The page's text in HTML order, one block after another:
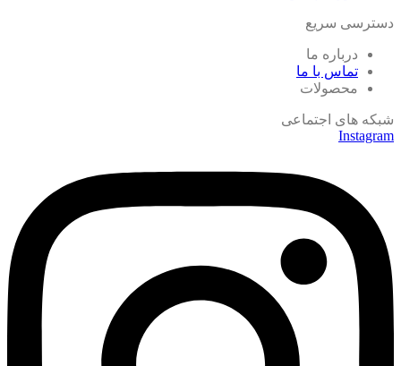
دسترسی سریع
درباره ما
تماس با ما
محصولات
شبکه های اجتماعی
Instagram